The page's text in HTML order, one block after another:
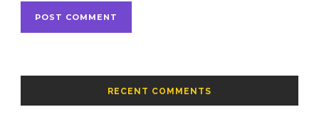
RECENT COMMENTS